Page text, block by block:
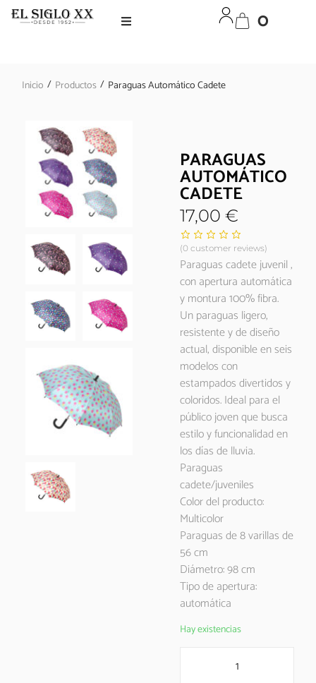
0
Inicio / Productos / Paraguas Automático Cadete
PARAGUAS
AUTOMÁTICO
CADETE
17,00€
(0 customer reviews)
Paraguas cadete juvenil ,
con apertura automática
y montura 100% fibra.
Un paraguas ligero,
resistente y de diseño
actual, disponible en seis
modelos con
estampados divertidos y
coloridos. Ideal para el
público joven que busca
estilo y funcionalidad en
los días de lluvia.
Paraguas
cadete/juveniles
Color del producto:
Multicolor
Paraguas de 8 varillas de
56 cm
Diámetro: 98 cm
Tipo de apertura:
automática
Hay existencias